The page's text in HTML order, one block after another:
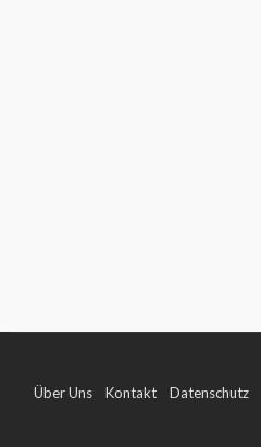
Über Uns Kontakt Datenschutz